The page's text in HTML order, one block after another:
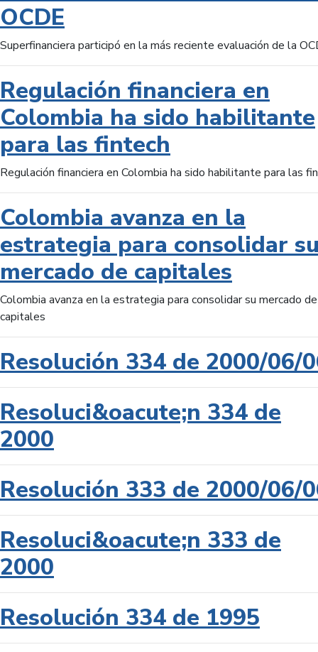
OCDE
Superfinanciera participó en la más reciente evaluación de la
Regulación financiera en
Colombia ha sido habilitante
para las fintech
Regulación financiera en Colombia ha sido habilitante para las
Colombia avanza en la
estrategia para consolidar
mercado de capitales
Colombia avanza en la estrategia para consolidar su mercado de
capitales
Resolución 334 de 2000/06/
Resoluci&oacute;n 334 de
2000
Resolución 333 de 2000/06/
Resoluci&oacute;n 333 de
2000
Resolución 334 de 1995